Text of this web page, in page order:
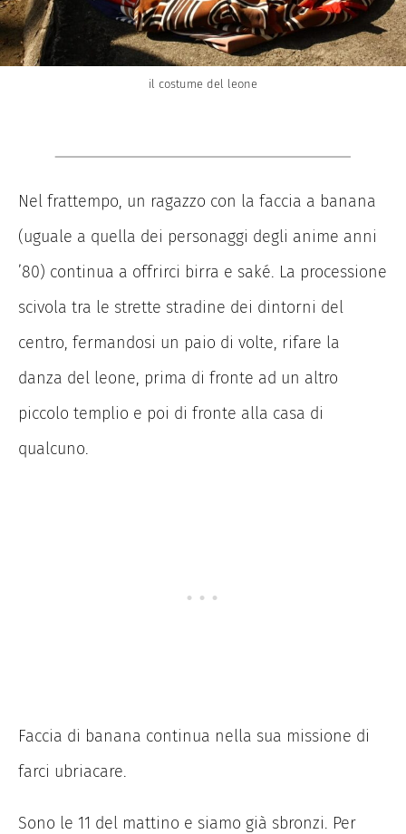
il costume del leone
Nel frattempo, un ragazzo con la faccia a banana
(uguale a quella dei personaggi degli anime anni
’80) continua a offrirci birra e saké. La processione
scivola tra le strette stradine dei dintorni del
centro, fermandosi un paio di volte, rifare la
danza del leone, prima di fronte ad un altro
piccolo templio e poi di fronte alla casa di
qualcuno.
Faccia di banana continua nella sua missione di
farci ubriacare.
Sono le 11 del mattino e siamo già sbronzi. Per